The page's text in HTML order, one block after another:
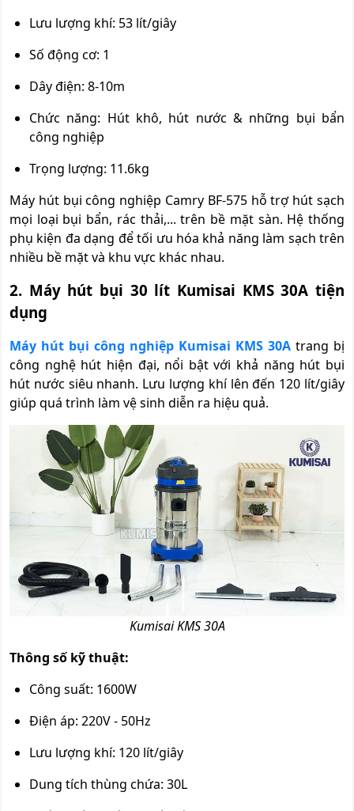
Lưu lượng khí: 53 lít/giây
Số động cơ: 1
Dây điện: 8-10m
Chức năng: Hút khô, hút nước & những bụi bẩn
công nghiệp
Trọng lượng: 11.6kg
Máy hút bụi công nghiệp Camry BF-575 hỗ trợ hút sạch
mọi loại bụi bẩn, rác thải,... trên bề mặt sàn. Hệ thống
phụ kiện đa dạng để tối ưu hóa khả năng làm sạch trên
nhiều bề mặt và khu vực khác nhau.
2. Máy hút bụi 30 lít Kumisai KMS 30A tiện
dụng
Máy hút bụi công nghiệp Kumisai KMS 30A trang bị
công nghệ hút hiện đại, nổi bật với khả năng hút bụi
hút nước siêu nhanh. Lưu lượng khí lên đến 120 lít/giây
giúp quá trình làm vệ sinh diễn ra hiệu quả.
Kumisai KMS 30A
Thông số kỹ thuật:
Công suất: 1600W
Điện áp: 220V - 50Hz
Lưu lượng khí: 120 lít/giây
Dung tích thùng chứa: 30L